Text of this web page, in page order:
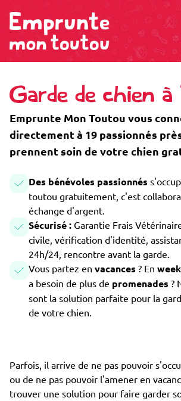
Garde de chien
Emprunte Mon Toutou vous
directement à 19 passionnés
prennent soin de votre chien
Des bénévoles passionnés
toutou gratuitement, c'est
échange d'argent.
Sécurisé : Garantie Frais
civile, vérification d'identité,
24h/24, rencontre avant la garde.
Vous partez en vacances ? En
a besoin de plus de promenades ?
sont la solution parfaite pour la
de votre chien.
Parfois, il arrive de ne pas pouvoir
ou de ne pas pouvoir l'amener en
trouver une solution pour faire garder